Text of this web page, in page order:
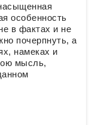
особенность
в фактах и не
почерпнуть, а
намеках и
мысль,